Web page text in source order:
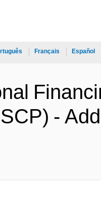
Español
Français
-